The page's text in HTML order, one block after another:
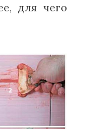
для чего